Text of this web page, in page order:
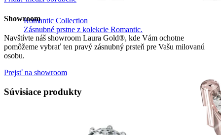
Romantic Collection
Zásnubné prstne z kolekcie Romantic.
Showroom
Navštívte náš showroom Laura Gold®, kde Vám ochotne
pomôžeme vybrať ten pravý zásnubný prsteň pre Vašu milovanú
osobu.
Prejsť na showroom
Súvisiace produkty